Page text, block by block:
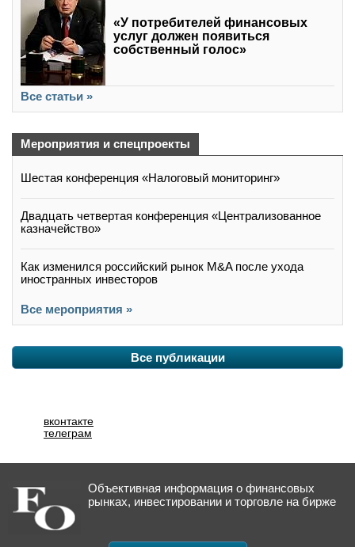
«У потребителей финансовых
услуг должен появиться
собственный голос»
Все статьи »
Мероприятия и спецпроекты
Шестая конференция «Налоговый мониторинг»
Двадцать четвертая конференция «Централизованное
казначейство»
Как изменился российский рынок M&A после ухода
иностранных инвесторов
Все мероприятия »
Все публикации
вконтакте
телеграм
Объективная информация о финансовых
рынках, инвестировании и торговле на бирже